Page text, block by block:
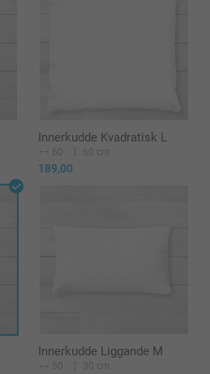
Innerkudde Kvadratisk L
60 60 cm
189,00
Innerkudde Liggande M
50 30 cm